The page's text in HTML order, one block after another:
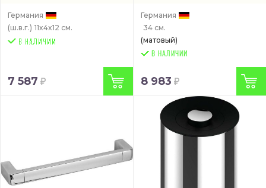
Германия
(ш.в.г.) 11x4x12 см.
7 587
Германия
34 см.
(матовый)
В НАЛИЧИИ
8 983